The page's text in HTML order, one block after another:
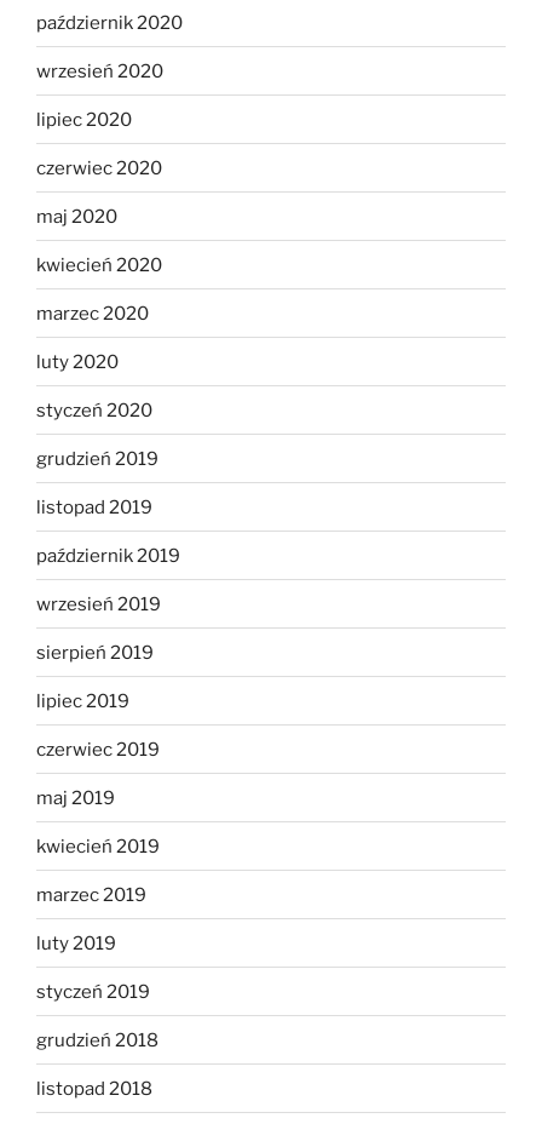
październik 2020
wrzesień 2020
lipiec 2020
czerwiec 2020
maj 2020
kwiecień 2020
marzec 2020
luty 2020
styczeń 2020
grudzień 2019
listopad 2019
październik 2019
wrzesień 2019
sierpień 2019
lipiec 2019
czerwiec 2019
maj 2019
kwiecień 2019
marzec 2019
luty 2019
styczeń 2019
grudzień 2018
listopad 2018